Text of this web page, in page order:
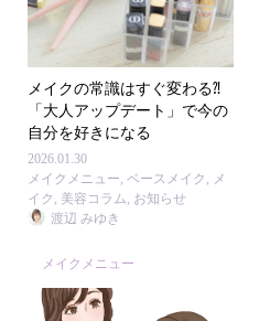
メイクの常識はすぐ変わる⁈
「大人アップデート」で今の
自分を好きになる
2026.01.30
メイクメニュー, ベースメイク , メ
イク , 美容コラム, お知らせ
渡辺 みゆき
メイクメニュー